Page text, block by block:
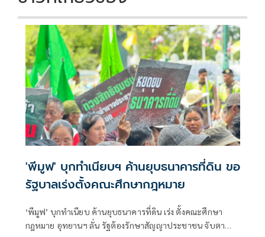
'พีมูฟ' บุกทำเนียบฯ ค้านยุบธนาคารที่ดิน ขอ
รัฐบาลเร่งตั้งคณะศึกษากฎหมาย
‘พีมูฟ’ บุกทำเนียบ ค้านยุบธนาคารที่ดิน เร่ง ตั้งคณะศึกษา
กฎหมาย อุทยานฯ ลั่น รัฐต้องรักษาสัญญาประชาชน จับตา